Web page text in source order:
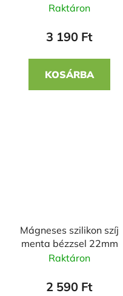
Raktáron
3 190 Ft
KOSÁRBA
Mágneses szilikon szíj
menta bézzsel 22mm
Raktáron
2 590 Ft